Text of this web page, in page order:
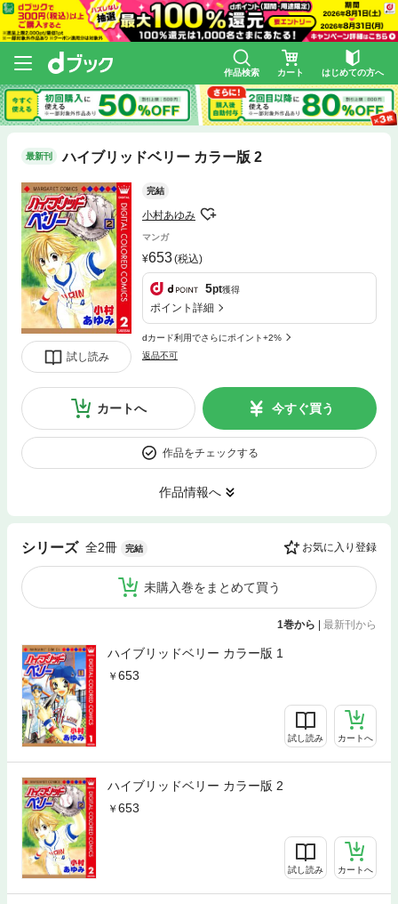
作品検索 カート はじめての方へ
最新刊 ハイブリッドベリー カラー版 2
試し読み
完結
小村あゆみ
マンガ
653(税込)
5pt獲得
ポイント詳細
dカード利用でさらにポイント+2%
返品不可
カートへ 今すぐ買う
作品をチェックする
作品情報へ
シリーズ 全2冊 完結 お気に入り登録
未購入巻をまとめて買う
1巻から 最新刊から
ハイブリッドベリー カラー版 1
653
試し読み カートへ
ハイブリッドベリー カラー版 2
653
試し読み カートへ